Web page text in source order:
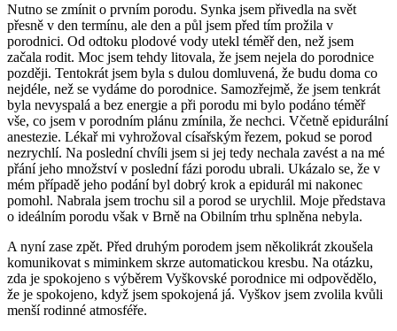
Nutno se zmínit o prvním porodu. Synka jsem přivedla na svět
přesně v den termínu, ale den a půl jsem před tím prožila v
porodnici. Od odtoku plodové vody utekl téměř den, než jsem
začala rodit. Moc jsem tehdy litovala, že jsem nejela do porodnice
později. Tentokrát jsem byla s dulou domluvená, že budu doma co
nejdéle, než se vydáme do porodnice. Samozřejmě, že jsem tenkrát
byla nevyspalá a bez energie a při porodu mi bylo podáno téměř
vše, co jsem v porodním plánu zmínila, že nechci. Včetně epidurální
anestezie. Lékař mi vyhrožoval císařským řezem, pokud se porod
nezrychlí. Na poslední chvíli jsem si jej tedy nechala zavést a na mé
přání jeho množství v poslední fázi porodu ubrali. Ukázalo se, že v
mém případě jeho podání byl dobrý krok a epidurál mi nakonec
pomohl. Nabrala jsem trochu sil a porod se urychlil. Moje představa
o ideálním porodu však v Brně na Obilním trhu splněna nebyla.
A nyní zase zpět. Před druhým porodem jsem několikrát zkoušela
komunikovat s miminkem skrze automatickou kresbu. Na otázku,
zda je spokojeno s výběrem Vyškovské porodnice mi odpovědělo,
že je spokojeno, když jsem spokojená já. Vyškov jsem zvolila kvůli
menší rodinné atmosféře.